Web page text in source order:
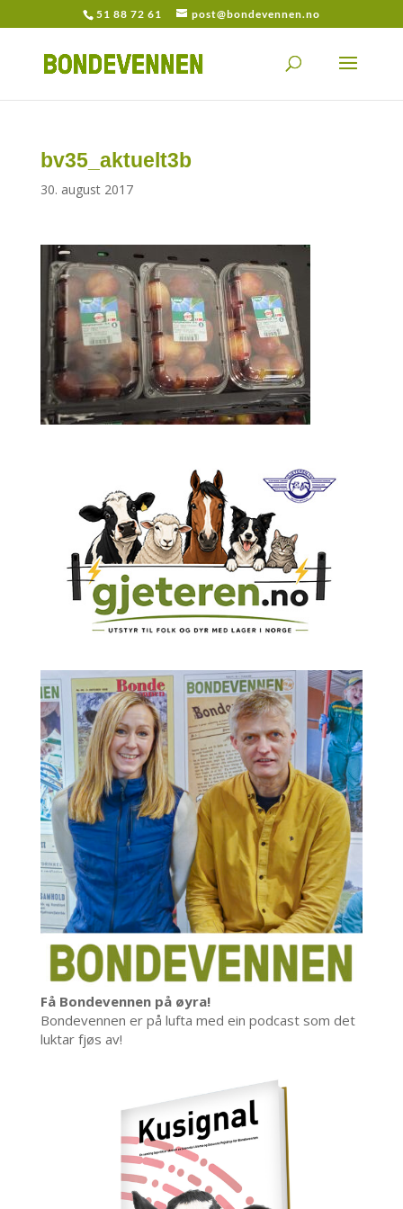
51 88 72 61 post@bondevennen.no
bv35_aktuelt3b
30. august 2017
Få Bondevennen på øyra!
Bondevennen er på lufta med ein podcast som det
luktar fjøs av!